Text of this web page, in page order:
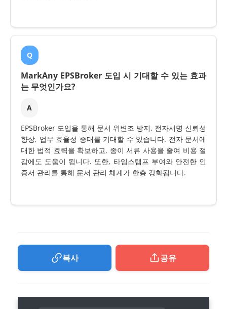
Q
MarkAny EPSBroker 도입 시 기대할 수 있는 효과
는 무엇인가요?
A
EPSBroker 도입을 통해 문서 위변조 방지, 전자서명 신뢰성
향상, 업무 효율성 증대를 기대할 수 있습니다. 전자 문서에
대한 법적 효력을 확보하고, 종이 서류 사용을 줄여 비용 절
감에도 도움이 됩니다. 또한, 타임스탬프 부여와 안전한 인
증서 관리를 통해 문서 관리 체계가 한층 강화됩니다.
복사 공유